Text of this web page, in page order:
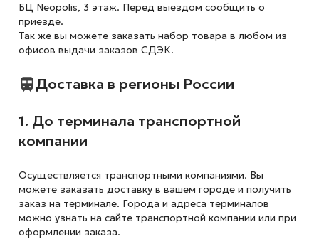
БЦ Neopolis, 3 этаж. Перед выездом сообщить о
приезде.
Так же вы можете заказать набор товара в любом из
офисов выдачи заказов СДЭК.
Доставка в регионы России
1. До терминала транспортной
компании
Осуществляется транспортными компаниями. Вы
можете заказать доставку в вашем городе и получить
заказ на терминале. Города и адреса терминалов
можно узнать на сайте транспортной компании или при
оформлении заказа.